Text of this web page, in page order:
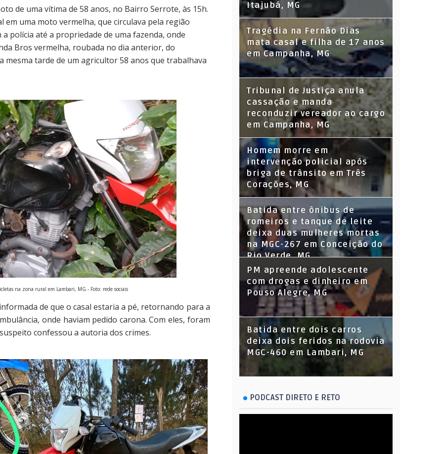
de uma vítima de 58 anos, no Bairro Serrote, às 15h.
em uma moto vermelha, que circulava pela região
polícia até a propriedade de uma fazenda, onde
Bros vermelha, roubada no dia anterior, do
tarde de um agricultor 58 anos que trabalhava
na zona rural em Lambari, MG - Foto: rede sociais
de que o casal estaria a pé, retornando para a
onde haviam pedido carona. Com eles, foram
confessou a autoria dos crimes.
Itajubá, MG
Tragédia na Fernão Dias
mata casal e filha de 17 anos
em Campanha, MG
Tribunal de Justiça anula
cassação e manda
reconduzir vereador ao cargo
em Campanha, MG
Homem morre em
intervenção policial após
briga de trânsito em Três
Corações, MG
Batida entre ônibus de
romeiros e tanque de leite
deixa duas mulheres mortas
na MGC-267 em Conceição do
Rio Verde, MG
PM apreende adolescente
com drogas e dinheiro em
Pouso Alegre, MG
Batida entre dois carros
deixa dois feridos na rodovia
MGC-460 em Lambari, MG
PODCAST DIRETO E RETO